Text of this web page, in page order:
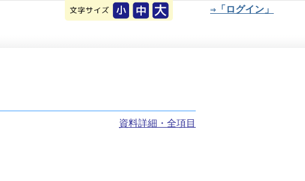
⇒「ログイン」
資料詳細・全項目